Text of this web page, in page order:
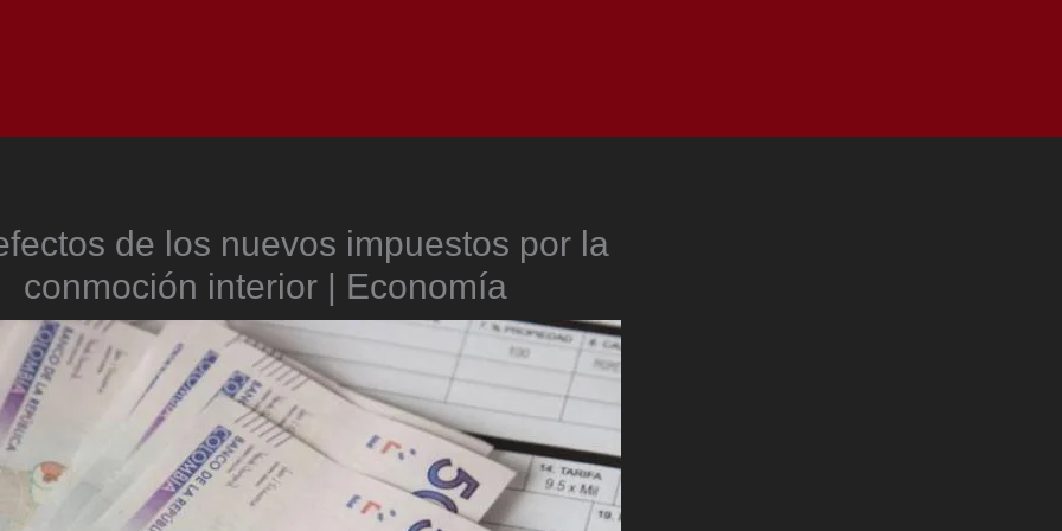
de los nuevos impuestos por la
conmoción interior | Economía